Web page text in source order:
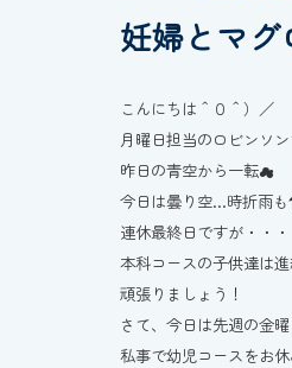
妊婦とマグ
こんにちは＾０＾）／
月曜日担当のロビンソン
昨日の青空から一転☁
今日は曇り空…時折雨
連休最終日ですが・・・
本科コースの子供達は
頑張りましょう！
さて、今日は先週の金
私事で幼児コースをお